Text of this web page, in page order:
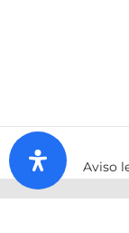
Aviso